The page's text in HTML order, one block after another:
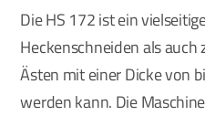
Die HS 172 ist ein
Heckenschneiden als
Ästen mit einer Dicke von
werden kann. Die